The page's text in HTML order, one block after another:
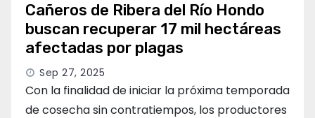
Cañeros de Ribera del Río Hondo
buscan recuperar 17 mil hectáreas
afectadas por plagas
Sep 27, 2025
Con la finalidad de iniciar la próxima temporada
de cosecha sin contratiempos, los productores